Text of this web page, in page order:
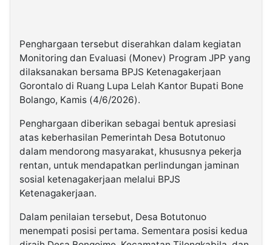
Penghargaan tersebut diserahkan dalam kegiatan
Monitoring dan Evaluasi (Monev) Program JPP yang
dilaksanakan bersama BPJS Ketenagakerjaan
Gorontalo di Ruang Lupa Lelah Kantor Bupati Bone
Bolango, Kamis (4/6/2026).
Penghargaan diberikan sebagai bentuk apresiasi
atas keberhasilan Pemerintah Desa Botutonuo
dalam mendorong masyarakat, khususnya pekerja
rentan, untuk mendapatkan perlindungan jaminan
sosial ketenagakerjaan melalui BPJS
Ketenagakerjaan.
Dalam penilaian tersebut, Desa Botutonuo
menempati posisi pertama. Sementara posisi kedua